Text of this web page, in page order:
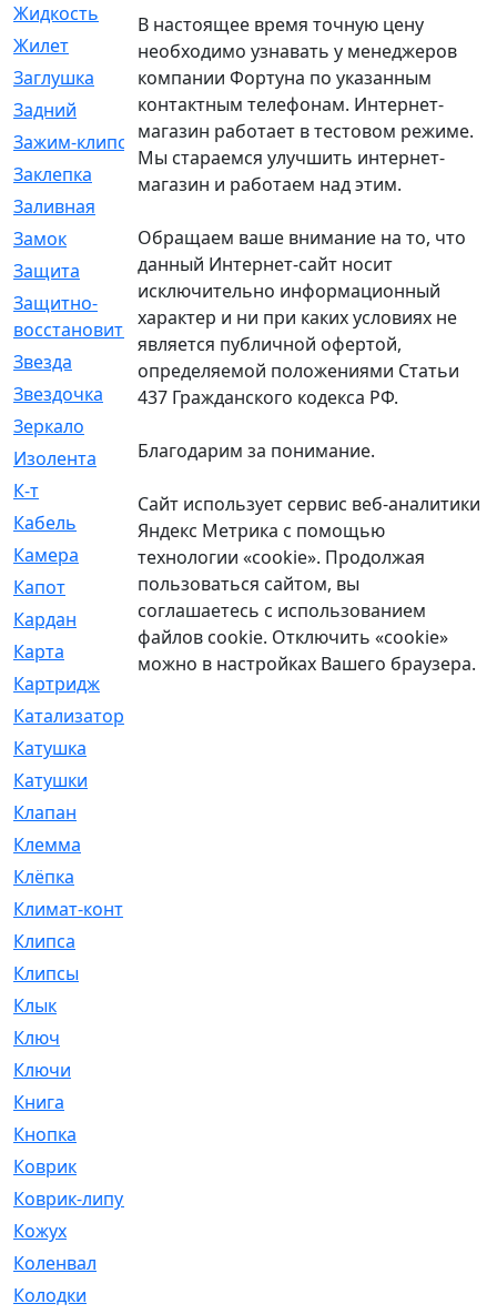
Жидкость
Жилет
[1]
Заглушка
[21]
Задний
[528]
Зажим-клипса
[1]
Заклепка
[1]
Заливная
Замок
[12]
Защита
[79]
Защитно-
восстановительный
[4]
Звезда
[1]
Звездочка
[5]
Зеркало
Изолента
[1]
К-т
Кабель
[50]
Камера
[4]
Капот
[144]
Кардан
[131]
Карта
[2]
Картридж
Катализатор
Катушка
Катушки
Клапан
Клемма
Клёпка
Климат-контроль
Клипса
Клипсы
Клык
Ключ
Ключи
Книга
Кнопка
Коврик
Коврик-липучка
Кожух
Коленвал
Колодки
В настоящее время точную цену
необходимо узнавать у менеджеров
компании Фортуна по указанным
контактным телефонам. Интернет-
магазин работает в тестовом режиме.
Мы стараемся улучшить интернет-
магазин и работаем над этим.
Обращаем ваше внимание на то, что
данный Интернет-сайт носит
исключительно информационный
характер и ни при каких условиях не
является публичной офертой,
определяемой положениями Статьи
437 Гражданского кодекса РФ.
Благодарим за понимание.
Сайт использует сервис веб-аналитики
Яндекс Метрика с помощью
технологии «cookie». Продолжая
пользоваться сайтом, вы
соглашаетесь с использованием
файлов cookie. Отключить «cookie»
можно в настройках Вашего браузера.